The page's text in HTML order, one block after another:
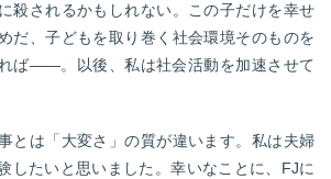
殺されるかもしれない。この子だけを幸せ
だ、子どもを取り巻く社会環境そのものを
ば――。以後、私は社会活動を加速させて
とは「大変さ」の質が違います。私は夫婦
したいと思いました。幸いなことに、FJに